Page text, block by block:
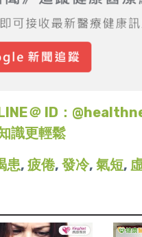
＠ ID：
識更輕鬆
患, 疲倦, 發冷, 氣短,